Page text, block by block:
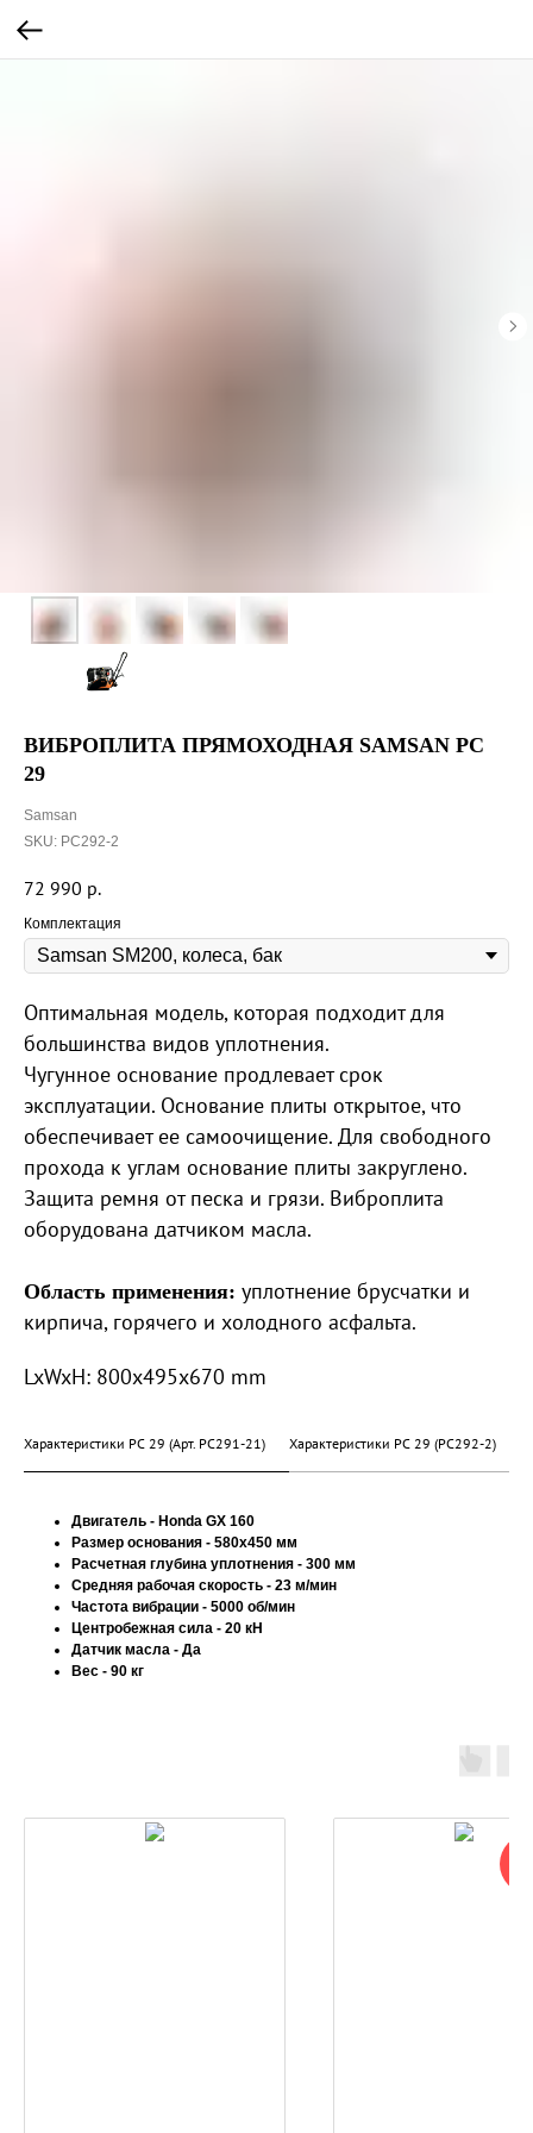
ВИБРОПЛИТА ПРЯМОХОДНАЯ SAMSAN PC
29
Samsan
SKU: PC292-2
72 990 р.
Комплектация
Оптимальная модель, которая подходит для
большинства видов уплотнения.
Чугунное основание продлевает срок
эксплуатации. Основание плиты открытое, что
обеспечивает ее самоочищение. Для свободного
прохода к углам основание плиты закруглено.
Защита ремня от песка и грязи. Виброплита
оборудована датчиком масла.
Область применения: уплотнение брусчатки и
кирпича, горячего и холодного асфальта.
LxWxH: 800x495x670 mm
Характеристики PC 29 (Арт. PC291-21) Характеристики PC 29 (PC292-2)
Двигатель - Honda GX 160
Размер основания - 580х450 мм
Расчетная глубина уплотнения - 300 мм
Средняя рабочая скорость - 23 м/мин
Частота вибрации - 5000 об/мин
Центробежная сила - 20 кН
Датчик масла - Да
Вес - 90 кг